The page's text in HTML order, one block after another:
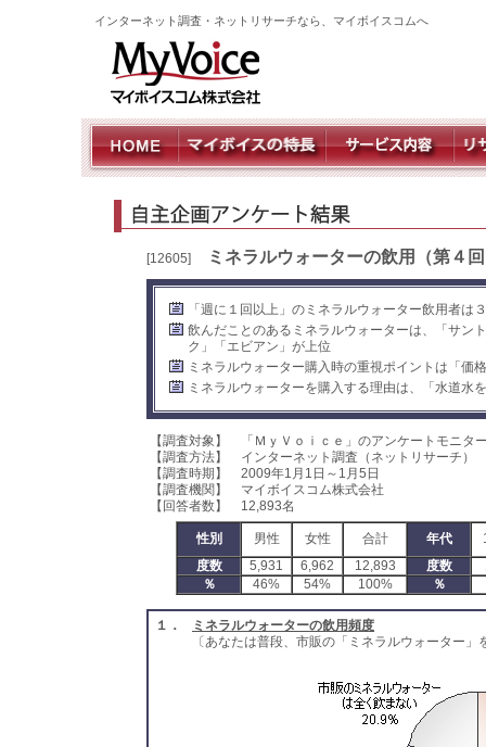
インターネット調査・ネットリサーチなら、マイボイスコムへ
[12605] ミネラルウォーターの飲用（第４
「週に１回以上」のミネラルウォーター飲用者は
飲んだことのあるミネラルウォーターは、「サン
ク」「エビアン」が上位
ミネラルウォーター購入時の重視ポイントは「価
ミネラルウォーターを購入する理由は、「水道水
【調査対象】 「ＭｙＶｏｉｃｅ」のアンケートモニタ
【調査方法】 インターネット調査（ネットリサーチ）
【調査時期】 2009年1月1日～1月5日
【調査機関】 マイボイスコム株式会社
【回答者数】 12,893名
性別 男性 女性 合計 年代
度数
5,931 6,962 12,893 度数
％
46% 54% 100% ％
１．
ミネラルウォーターの飲用頻度
〔あなたは普段、市販の「ミネラルウォーター